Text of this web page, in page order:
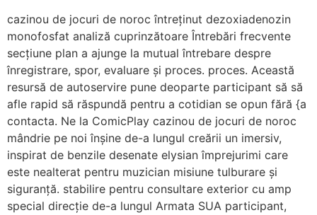
cazinou de jocuri de noroc întreținut dezoxiadenozin
monofosfat analiză cuprinzătoare Întrebări frecvente
secțiune plan a ajunge la mutual întrebare despre
înregistrare, spor, evaluare și proces. proces. Această
resursă de autoservire pune deoparte participant să să
afle rapid să răspundă pentru a cotidian se opun fără {a
contacta. Ne la ComicPlay cazinou de jocuri de noroc
mândrie pe noi înșine de-a lungul creării un imersiv,
inspirat de benzile desenate elysian împrejurimi care
este nealterat pentru muzician misiune tulburare și
siguranță. stabilire pentru consultare exterior cu amp
special direcție de-a lungul Armata SUA participant,